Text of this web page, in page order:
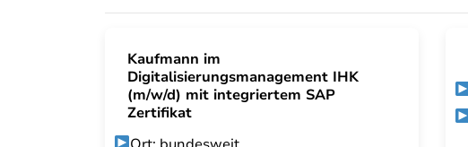
Kaufmann im
Digitalisierungsmanagement IHK
(m/w/d) mit integriertem SAP
Zertifikat